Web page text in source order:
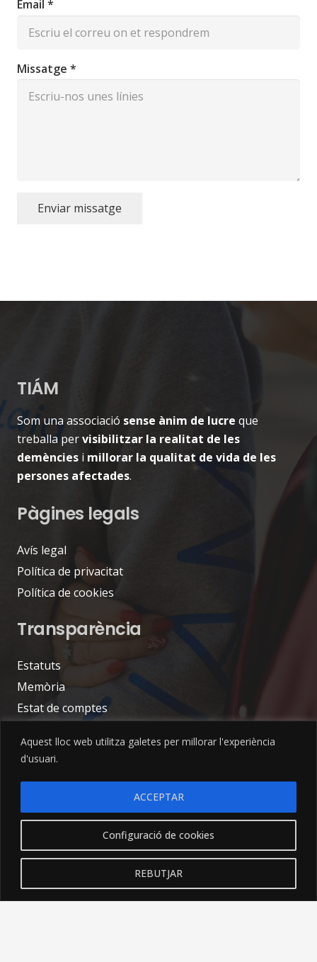
Aquest lloc web utilitza galetes per millorar l'experiència
d'usuari.
Configuració de cookies
REBUTJAR
ACCEPTAR
Email *
Missatge *
Enviar missatge
TIÁM
Som una associació sense ànim de lucre que
treballa pervisibilitzar la realitat de les
demències i millorar la qualitat de vida de les
persones afectades.
Pàgines legals
Avís legal
Política de privacitat
Política de cookies
Transparència
Estatuts
Memòria
Estat de comptes
Contacte
Carrer de l’Escorxador 21, 08720 – Vilafranca del
Penedès (Barcelona)